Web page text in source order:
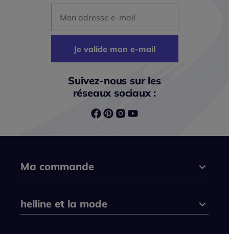
Je valide mon e-mail
Suivez-nous sur les
réseaux sociaux :
Ma commande
helline et la mode